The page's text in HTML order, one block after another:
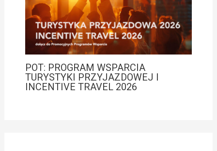
POT: PROGRAM WSPARCIA
TURYSTYKI PRZYJAZDOWEJ I
INCENTIVE TRAVEL 2026